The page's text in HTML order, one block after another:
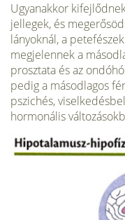
Ugyanakkor
jellegek, és
lányoknál, a
megjelennek a
prosztata és az
pedig a másodlagos
pszichés,
hormonális